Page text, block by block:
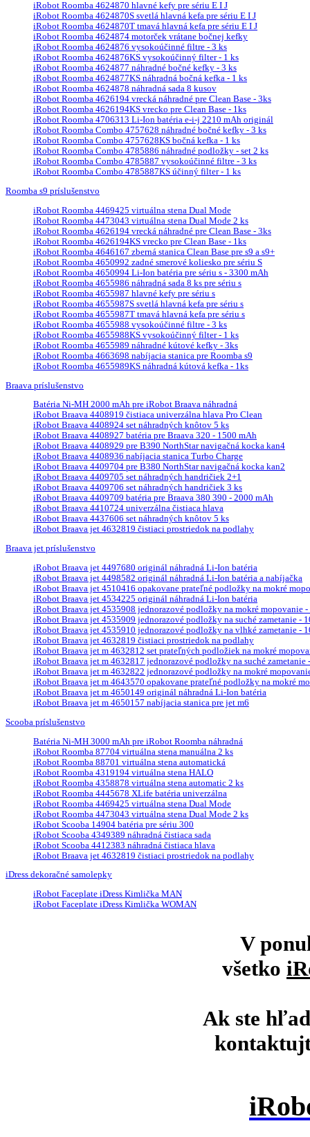
iRobot Roomba 4624870 hlavné kefy pre sériu E I J
iRobot Roomba 4624870S svetlá hlavná kefa pre sériu E I J
iRobot Roomba 4624870T tmavá hlavná kefa pre sériu E I J
iRobot Roomba 4624874 motorček vrátane bočnej kefky
iRobot Roomba 4624876 vysokoúčinné filtre - 3 ks
iRobot Roomba 4624876KS vysokoúčinný filter - 1 ks
iRobot Roomba 4624877 náhradné bočné kefky - 3 ks
iRobot Roomba 4624877KS náhradná bočná kefka - 1 ks
iRobot Roomba 4624878 náhradná sada 8 kusov
iRobot Roomba 4626194 vrecká náhradné pre Clean Base - 3ks
iRobot Roomba 4626194KS vrecko pre Clean Base - 1ks
iRobot Roomba 4706313 Li-Ion batéria e-i-j 2210 mAh originál
iRobot Roomba Combo 4757628 náhradné bočné kefky - 3 ks
iRobot Roomba Combo 4757628KS bočná kefka - 1 ks
iRobot Roomba Combo 4785886 náhradné podložky - set 2 ks
iRobot Roomba Combo 4785887 vysokoúčinné filtre - 3 ks
iRobot Roomba Combo 4785887KS účinný filter - 1 ks
Roomba s9 príslušenstvo
iRobot Roomba 4469425 virtuálna stena Dual Mode
iRobot Roomba 4473043 virtuálna stena Dual Mode 2 ks
iRobot Roomba 4626194 vrecká náhradné pre Clean Base - 3ks
iRobot Roomba 4626194KS vrecko pre Clean Base - 1ks
iRobot Roomba 4646167 zberná stanica Clean Base pre s9 a s9+
iRobot Roomba 4650992 zadné smerové koliesko pre sériu S
iRobot Roomba 4650994 Li-Ion batéria pre sériu s - 3300 mAh
iRobot Roomba 4655986 náhradná sada 8 ks pre sériu s
iRobot Roomba 4655987 hlavné kefy pre sériu s
iRobot Roomba 4655987S svetlá hlavná kefa pre sériu s
iRobot Roomba 4655987T tmavá hlavná kefa pre sériu s
iRobot Roomba 4655988 vysokoúčinné filtre - 3 ks
iRobot Roomba 4655988KS vysokoúčinný filter - 1 ks
iRobot Roomba 4655989 náhradné kútové kefky - 3ks
iRobot Roomba 4663698 nabíjacia stanica pre Roomba s9
iRobot Roomba 4655989KS náhradná kútová kefka - 1ks
Braava príslušenstvo
Batéria Ni-MH 2000 mAh pre iRobot Braava náhradná
iRobot Braava 4408919 čistiaca univerzálna hlava Pro Clean
iRobot Braava 4408924 set náhradných knôtov 5 ks
iRobot Braava 4408927 batéria pre Braava 320 - 1500 mAh
iRobot Braava 4408929 pre B390 NorthStar navigačná kocka kan4
iRobot Braava 4408936 nabíjacia stanica Turbo Charge
iRobot Braava 4409704 pre B380 NorthStar navigačná kocka kan2
iRobot Braava 4409705 set náhradných handričiek 2+1
iRobot Braava 4409706 set náhradných handričiek 3 ks
iRobot Braava 4409709 batéria pre Braava 380 390 - 2000 mAh
iRobot Braava 4410724 univerzálna čistiaca hlava
iRobot Braava 4437606 set náhradných knôtov 5 ks
iRobot Braava jet 4632819 čistiaci prostriedok na podlahy
Braava jet príslušenstvo
iRobot Braava jet 4497680 originál náhradná Li-Ion batéria
iRobot Braava jet 4498582 originál náhradná Li-Ion batéria a nabíjačka
iRobot Braava jet 4510416 opakovane prateľné podložky na mokré
iRobot Braava jet 4534225 originál náhradná Li-Ion batéria
iRobot Braava jet 4535908 jednorazové podložky na mokré mopovanie
iRobot Braava jet 4535909 jednorazové podložky na suché zametanie -
iRobot Braava jet 4535910 jednorazové podložky na vlhké zametanie -
iRobot Braava jet 4632819 čistiaci prostriedok na podlahy
iRobot Braava jet m 4632812 set prateľných podložiek na mokré
iRobot Braava jet m 4632817 jednorazové podložky na suché zametanie
iRobot Braava jet m 4632822 jednorazové podložky na mokré
iRobot Braava jet m 4643570 opakovane prateľné podložky na mokré
iRobot Braava jet m 4650149 originál náhradná Li-Ion batéria
iRobot Braava jet m 4650157 nabíjacia stanica pre jet m6
Scooba príslušenstvo
Batéria Ni-MH 3000 mAh pre iRobot Roomba náhradná
iRobot Roomba 87704 virtuálna stena manuálna 2 ks
iRobot Roomba 88701 virtuálna stena automatická
iRobot Roomba 4319194 virtuálna stena HALO
iRobot Roomba 4358878 virtuálna stena automatic 2 ks
iRobot Roomba 4445678 XLife batéria univerzálna
iRobot Roomba 4469425 virtuálna stena Dual Mode
iRobot Roomba 4473043 virtuálna stena Dual Mode 2 ks
iRobot Scooba 14904 batéria pre sériu 300
iRobot Scooba 4349389 náhradná čistiaca sada
iRobot Scooba 4412383 náhradná čistiaca hlava
iRobot Braava jet 4632819 čistiaci prostriedok na podlahy
iDress dekoračné samolepky
iRobot Faceplate iDress Kimlička MAN
iRobot Faceplate iDress Kimlička WOMAN
V
všetko
Ak ste